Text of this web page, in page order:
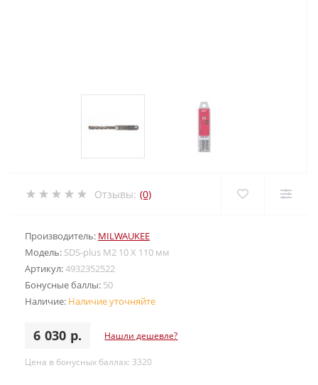
Отзывы: (0)
Производитель: MILWAUKEE
Модель: SDS-plus M2 10 X 110 мм
Артикул:4932352522
Бонусные баллы: 50
Наличие: Наличие уточняйте
6 030 р. Нашли дешевле?
Цена в бонусных баллах: 3320